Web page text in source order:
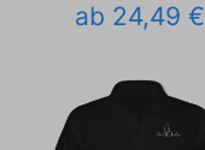
ab 24,49 €